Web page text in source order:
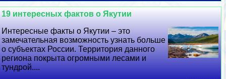
19 интересных фактов о Якутии
Интересные факты о Якутии – это
замечательная возможность узнать больше
о субъектах России. Территория данного
региона покрыта огромными лесами и
тундрой....